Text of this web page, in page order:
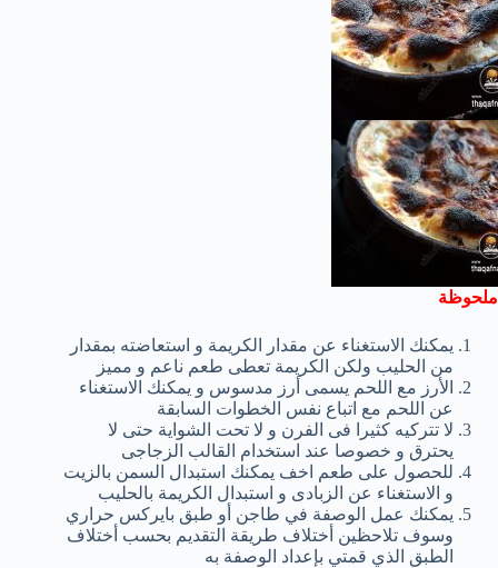
ملحوظة
يمكنك الاستغناء عن مقدار الكريمة و استعاضته بمقدار
من الحليب ولكن الكريمة تعطى طعم ناعم و مميز
الأرز مع اللحم يسمى أرز مدسوس و يمكنك الاستغناء
عن اللحم مع اتباع نفس الخطوات السابقة
لا تتركيه كثيرا فى الفرن و لا تحت الشواية حتى لا
يحترق و خصوصا عند استخدام القالب الزجاجى
للحصول على طعم اخف يمكنك استبدال السمن بالزيت
و الاستغناء عن الزبادى و استبدال الكريمة بالحليب
يمكنك عمل الوصفة في طاجن أو طبق بايركس حراري
وسوف تلاحظين أختلاف طريقة التقديم بحسب أختلاف
الطبق الذي قمتي بإعداد الوصفة به